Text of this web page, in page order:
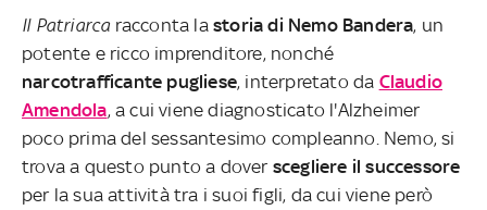
Il Patriarcaracconta lastoria di Nemo Bandera, un
potente e ricco imprenditore, nonché
narcotrafficante pugliese, interpretato da Claudio
Amendola, a cui viene diagnosticato l'Alzheimer
poco prima del sessantesimo compleanno. Nemo, si
trova a questo punto a dover scegliere il successore
per la sua attività tra i suoi figli, da cui viene però